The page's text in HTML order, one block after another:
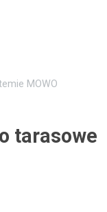
MOWO
tarasowe